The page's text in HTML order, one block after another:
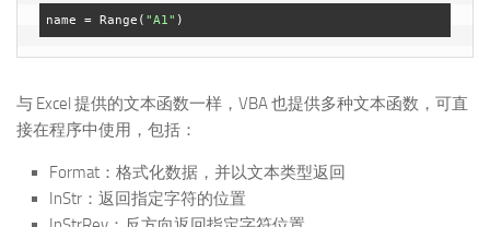
name = Range( "A1"
与 Excel 提供的文本函数一样，VBA 也提供多种文本函数，可直
接在程序中使用，包括：
Format：格式化数据，并以文本类型返回
InStr：返回指定字符的位置